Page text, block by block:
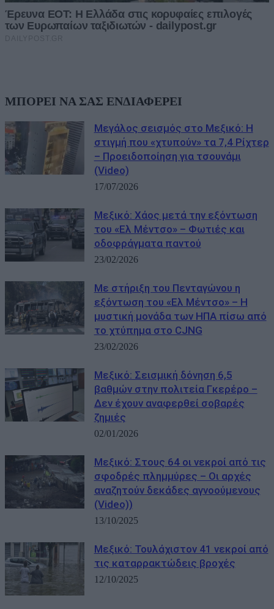
ΜΠΟΡΕΙ ΝΑ ΣΑΣ ΕΝΔΙΑΦΕΡΕΙ
Μεγάλος σεισμός στο Μεξικό: Η
στιγμή που «χτυπούν» τα 7,4 Ρίχτερ
– Προειδοποίηση για τσουνάμι
(Video)
17/07/2026
Μεξικό: Χάος μετά την εξόντωση
του «Ελ Μέντσο» – Φωτιές και
οδοφράγματα παντού
23/02/2026
Με στήριξη του Πενταγώνου η
εξόντωση του «Ελ Μέντσο» – Η
μυστική μονάδα των ΗΠΑ πίσω από
το χτύπημα στο CJNG
23/02/2026
Μεξικό: Σεισμική δόνηση 6,5
βαθμών στην πολιτεία Γκερέρο –
Δεν έχουν αναφερθεί σοβαρές
ζημιές
02/01/2026
Μεξικό: Στους 64 οι νεκροί από τις
σφοδρές πλημμύρες – Οι αρχές
αναζητούν δεκάδες αγνοούμενους
(Video))
13/10/2025
Μεξικό: Τουλάχιστον 41 νεκροί από
τις καταρρακτώδεις βροχές
12/10/2025